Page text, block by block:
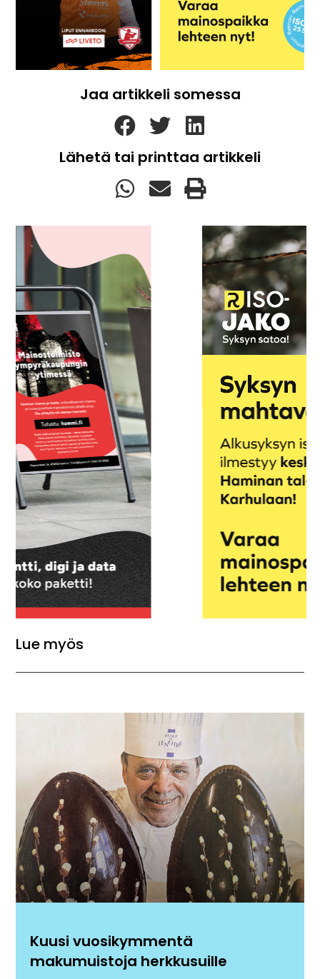
Jaa artikkeli somessa
Lähetä tai printtaa artikkeli
Lue myös
Kuusi vuosikymmentä
makumuistoja herkkusuille